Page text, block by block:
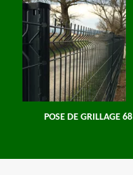
POSE DE GRILLAGE 68